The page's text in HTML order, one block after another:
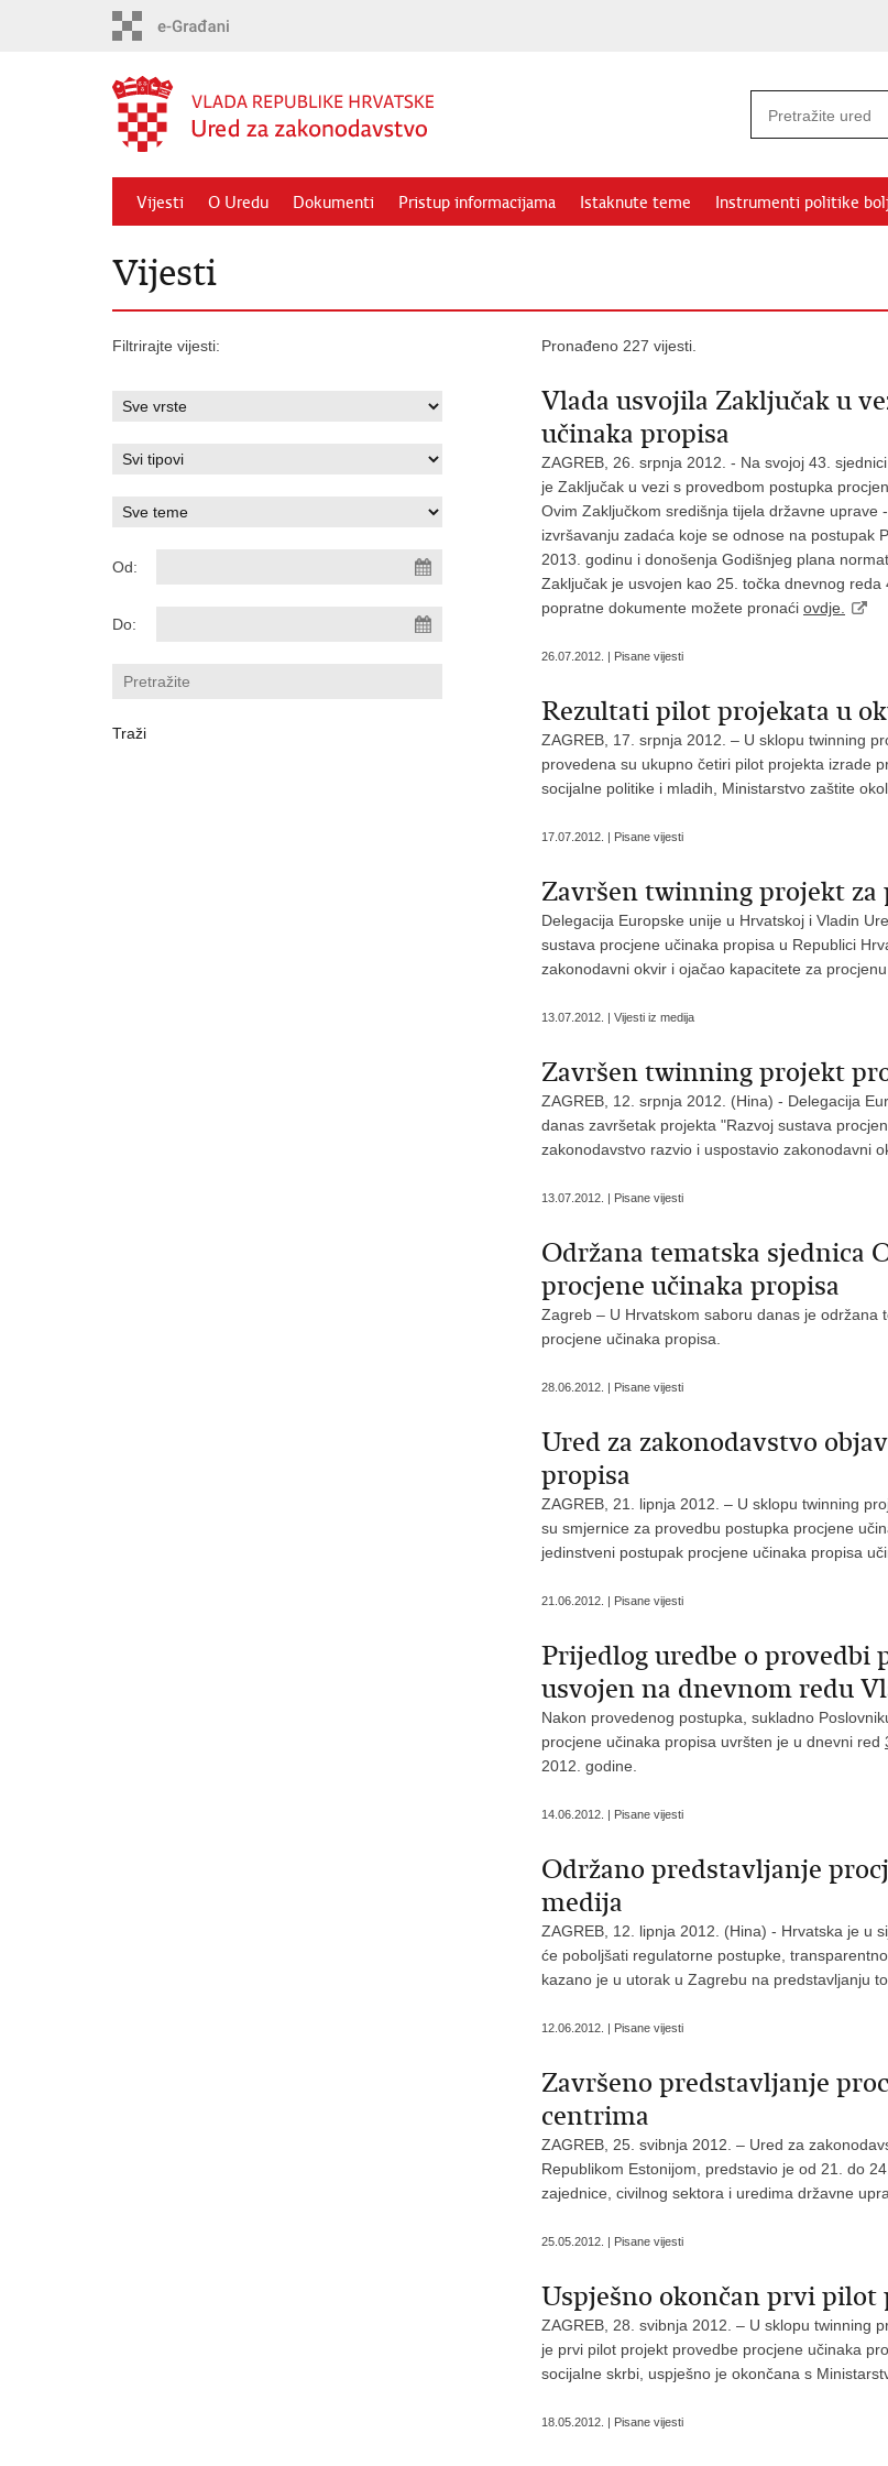
Vijesti O Uredu Dokumenti Pristup informacijama Istaknute teme Instrumenti politike
Vijesti
Filtrirajte vijesti:
Od:
Do:
Pronađeno 227 vijesti.
Vlada usvojila Zaključak u
učinaka propisa
ZAGREB, 26. srpnja 2012. - Na svojoj 43.
je Zaključak u vezi s provedbom postupka
Ovim Zaključkom središnja tijela državne
izvršavanju zadaća koje se odnose na postupak
2013. godinu i donošenja Godišnjeg plana
Zaključak je usvojen kao 25. točka dnevnog
popratne dokumente možete pronaći ovdje.
26.07.2012. | Pisane vijesti
Rezultati pilot projekata u
ZAGREB, 17. srpnja 2012. – U sklopu twinning
provedena su ukupno četiri pilot projekta izrade
socijalne politike i mladih, Ministarstvo zaštite
17.07.2012. | Pisane vijesti
Završen twinning projekt za
Delegacija Europske unije u Hrvatskoj i Vladin
sustava procjene učinaka propisa u Republici
zakonodavni okvir i ojačao kapacitete za
13.07.2012. | Vijesti iz medija
Završen twinning projekt
ZAGREB, 12. srpnja 2012. (Hina) - Delegacija
danas završetak projekta "Razvoj sustava
zakonodavstvo razvio i uspostavio zakonodavni
13.07.2012. | Pisane vijesti
Održana tematska sjednica
procjene učinaka propisa
Zagreb – U Hrvatskom saboru danas je održana
procjene učinaka propisa.
28.06.2012. | Pisane vijesti
Ured za zakonodavstvo
propisa
ZAGREB, 21. lipnja 2012. – U sklopu twinning
su smjernice za provedbu postupka procjene
jedinstveni postupak procjene učinaka propisa
21.06.2012. | Pisane vijesti
Prijedlog uredbe o provedbi
usvojen na dnevnom redu
Nakon provedenog postupka, sukladno
procjene učinaka propisa uvršten je u dnevni red
2012. godine.
14.06.2012. | Pisane vijesti
Održano predstavljanje
medija
ZAGREB, 12. lipnja 2012. (Hina) - Hrvatska je u
će poboljšati regulatorne postupke,
kazano je u utorak u Zagrebu na predstavljanju
12.06.2012. | Pisane vijesti
Završeno predstavljanje
centrima
ZAGREB, 25. svibnja 2012. – Ured za
Republikom Estonijom, predstavio je od 21. do
zajednice, civilnog sektora i uredima državne
25.05.2012. | Pisane vijesti
Uspješno okončan prvi pilot
ZAGREB, 28. svibnja 2012. – U sklopu twinning
je prvi pilot projekt provedbe procjene učinaka
socijalne skrbi, uspješno je okončana s
18.05.2012. | Pisane vijesti